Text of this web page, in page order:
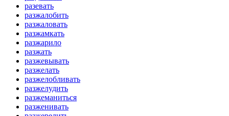
разевать
разжалобить
разжаловать
разжамкать
разжарило
разжать
разжевывать
разжелать
разжелобливать
разжелудить
разжеманиться
разженивать